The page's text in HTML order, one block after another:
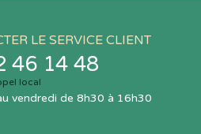
LE SERVICE CLIENT
46 14 48
local
vendredi de 8h30 à 16h30